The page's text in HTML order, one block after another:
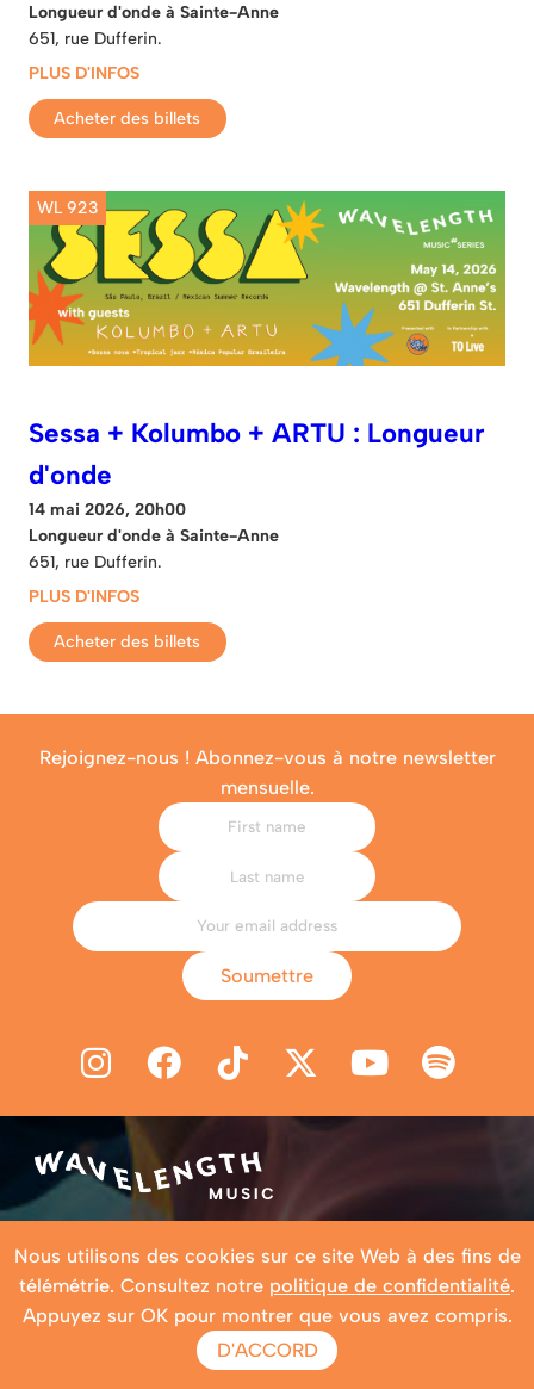
Longueur d'onde à Sainte-Anne
651, rue Dufferin.
PLUS D'INFOS
Acheter des billets
WL 923
Sessa + Kolumbo + ARTU : Longueur
d'onde
14 mai 2026, 20h00
Longueur d'onde à Sainte-Anne
651, rue Dufferin.
PLUS D'INFOS
Acheter des billets
Rejoignez-nous ! Abonnez-vous à notre newsletter
mensuelle.
Soumettre
ÉVÉNEMENTS
ÉVÉNEMENTS À VENIR
FESTIVALS
SÉRIE DE DISCUSSIONS
Nous utilisons des cookies sur ce site Web à des fins de
télémétrie. Consultez notre politique de confidentialité.
Appuyez sur OK pour montrer que vous avez compris.
D'ACCORD